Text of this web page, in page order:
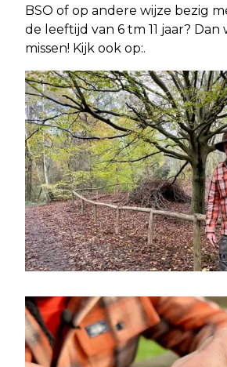
BSO of op andere wijze bezig
de leeftijd van 6 tm 11 jaar? Dan
missen! Kijk ook op:.